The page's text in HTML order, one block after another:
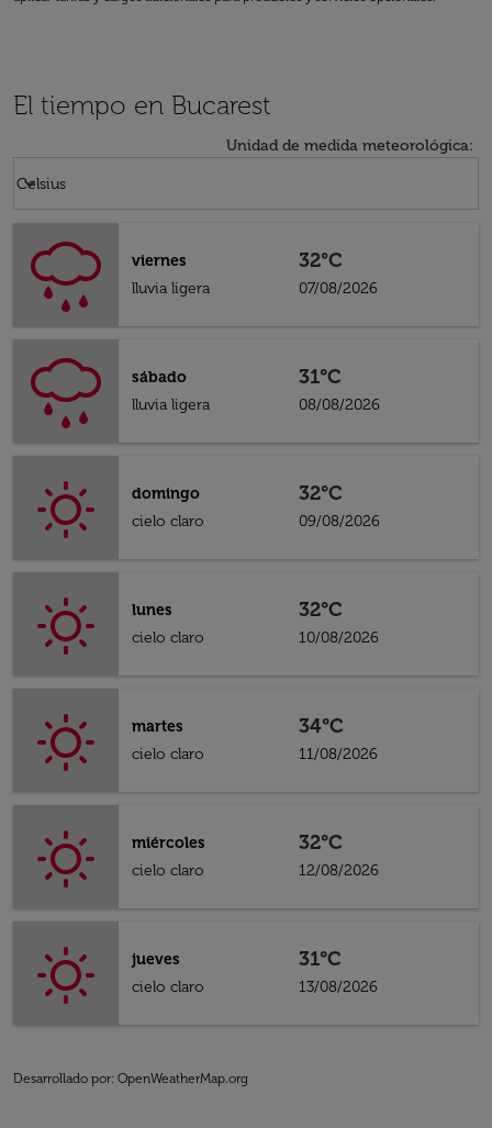
El tiempo en Bucarest
Unidad de medida meteorológica:
Celsius
keyboard_arrow_down
viernes
lluvia ligera
32°C
07/08/2026
sábado
lluvia ligera
31°C
08/08/2026
domingo
cielo claro
32°C
09/08/2026
lunes
cielo claro
32°C
10/08/2026
martes
cielo claro
34°C
11/08/2026
miércoles
cielo claro
32°C
12/08/2026
jueves
cielo claro
31°C
13/08/2026
Desarrollado por: OpenWeatherMap.org